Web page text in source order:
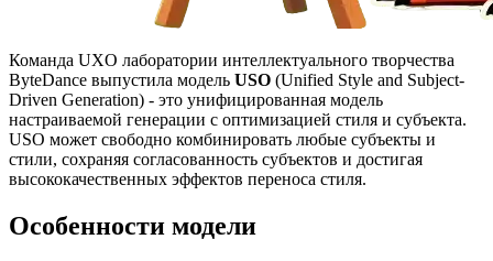
Команда UXO лаборатории интеллектуального творчества
ByteDance выпустила модель USO (Unified Style and Subject-
Driven Generation) - это унифицированная модель
настраиваемой генерации с оптимизацией стиля и субъекта.
USO может свободно комбинировать любые субъекты и
стили, сохраняя согласованность субъектов и достигая
высококачественных эффектов переноса стиля.
Особенности модели